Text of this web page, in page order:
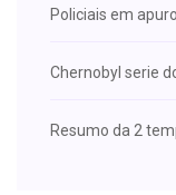
Policiais em
Chernobyl serie
Resumo da 2